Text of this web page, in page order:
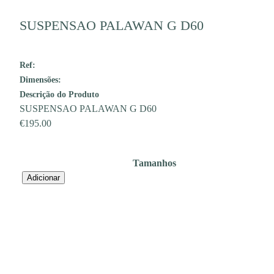
SUSPENSAO PALAWAN G D60
Ref:
Dimensões:
Descrição do Produto
SUSPENSAO PALAWAN G D60
€195.00
Tamanhos
Quantidade
Adicionar